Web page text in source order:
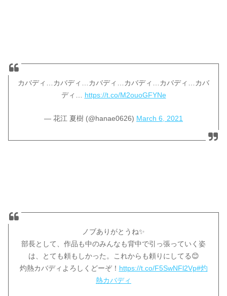
カバディ…カバディ…カバディ…カバディ…カバディ…カバ
ディ… https://t.co/M2ouoGFYNe
— 花江 夏樹 (@hanae0626) March 6, 2021
ノブありがとうね✨
部長として、作品も中のみんなも背中で引っ張っていく姿
は、とても頼もしかった。これからも頼りにしてる😊
灼熱カバディよろしくどーぞ！ https://t.co/F5SwNFl2Vp#灼
熱カバディ